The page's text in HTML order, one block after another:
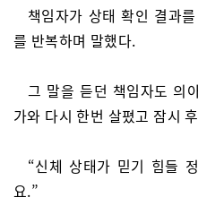
책임자가 상태 확인 결과
를 반복하며 말했다.
그 말을 듣던 책임자도 의
가와 다시 한번 살폈고 잠시
“신체 상태가 믿기 힘들
요.”